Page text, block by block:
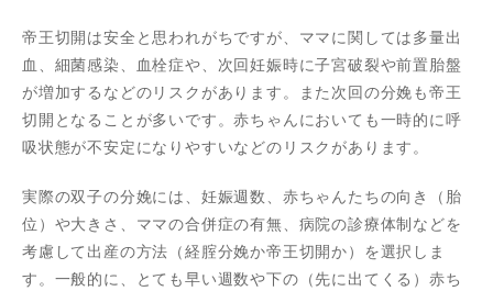
帝王切開は安全と思われがちですが、ママに関しては多量出
血、細菌感染、血栓症や、次回妊娠時に子宮破裂や前置胎盤
が増加するなどのリスクがあります。また次回の分娩も帝王
切開となることが多いです。赤ちゃんにおいても一時的に呼
吸状態が不安定になりやすいなどのリスクがあります。
実際の双子の分娩には、妊娠週数、赤ちゃんたちの向き（胎
位）や大きさ、ママの合併症の有無、病院の診療体制などを
考慮して出産の方法（経腟分娩か帝王切開か）を選択しま
す。一般的に、とても早い週数や下の（先に出てくる）赤ち